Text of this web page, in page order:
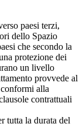
paesi terzi,
dello Spazio
che secondo la
protezione dei
un livello
provvede al
alla
contrattuali
tutta la durata del